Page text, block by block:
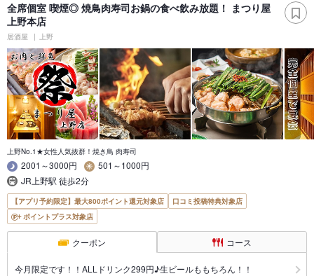
全席個室 喫煙◎ 焼鳥肉寿司お鍋の食べ飲み放題！ まつり屋
上野本店
居酒屋 上野
上野No.1★女性人気抜群！焼き鳥 肉寿司
2001～3000円
501～1000円
JR上野駅 徒歩2分
【アプリ予約限定】最大800ポイント還元対象店
口コミ投稿特典対象店
ポイントプラス対象店
クーポン コース
今月限定です！！ALLドリンク299円♪生ビールももちろん！！